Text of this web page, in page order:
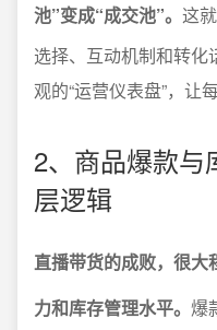
池”变成“成交池”。 这
选择、互动机制和转化
观的“运营仪表盘”，让
2、商品爆款与
层逻辑
直播带货的成败，很大
力和库存管理水平。 爆